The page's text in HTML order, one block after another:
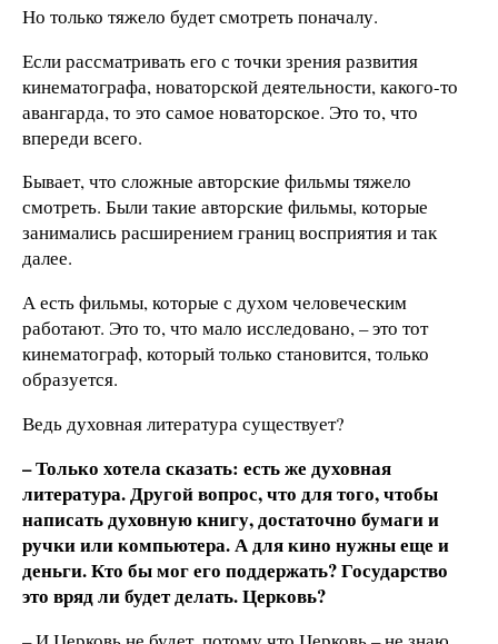
Но только тяжело будет смотреть поначалу.
Если рассматривать его с точки зрения развития
кинематографа, новаторской деятельности, какого-то
авангарда, то это самое новаторское. Это то, что
впереди всего.
Бывает, что сложные авторские фильмы тяжело
смотреть. Были такие авторские фильмы, которые
занимались расширением границ восприятия и так
далее.
А есть фильмы, которые с духом человеческим
работают. Это то, что мало исследовано, – это тот
кинематограф, который только становится, только
образуется.
Ведь духовная литература существует?
– Только хотела сказать: есть же духовная
литература. Другой вопрос, что для того, чтобы
написать духовную книгу, достаточно бумаги и
ручки или компьютера. А для кино нужны еще и
деньги. Кто бы мог его поддержать? Государство
это вряд ли будет делать. Церковь?